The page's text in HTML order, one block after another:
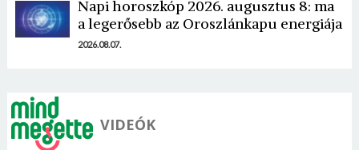
Napi horoszkóp 2026. augusztus 8: ma
a legerősebb az Oroszlánkapu energiája
2026.08.07.
VIDEÓK
Mégse